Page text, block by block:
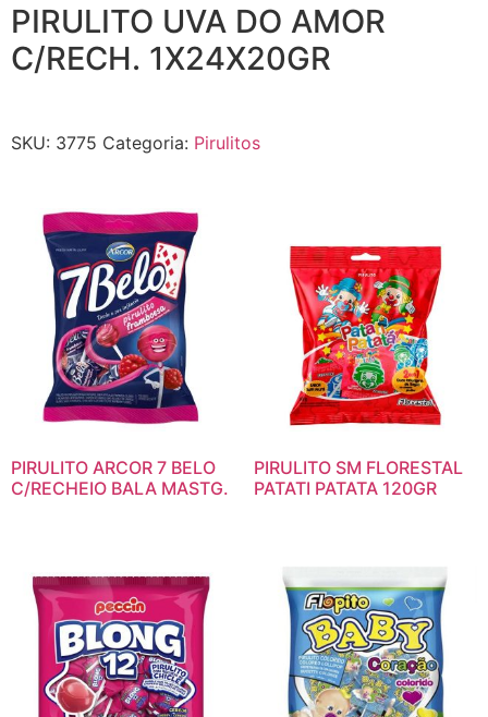
PIRULITO UVA DO AMOR
C/RECH. 1X24X20GR
SKU: 3775 Categoria: Pirulitos
PIRULITO ARCOR 7 BELO
C/RECHEIO BALA MASTG.
PIRULITO SM FLORESTAL
PATATI PATATA 120GR